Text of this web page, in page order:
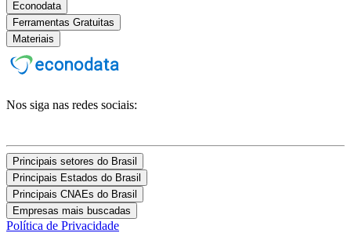
Econodata
Ferramentas Gratuitas
Materiais
Nos siga nas redes sociais:
Principais setores do Brasil
Principais Estados do Brasil
Principais CNAEs do Brasil
Empresas mais buscadas
Política de Privacidade